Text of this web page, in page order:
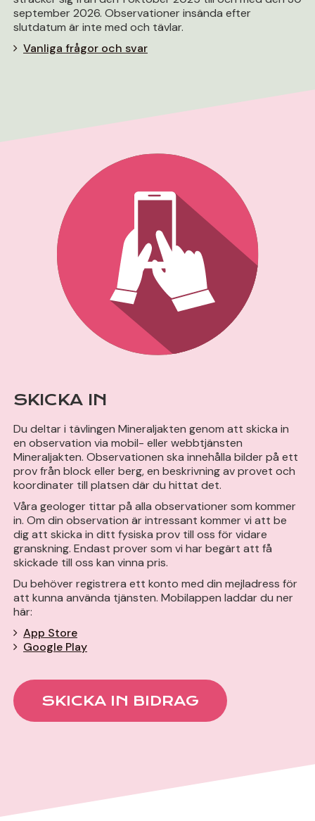
september 2026. Observationer insända efter
slutdatum är inte med och tävlar.
Vanliga frågor och svar
SKICKA IN
Du deltar i tävlingen Mineraljakten genom att skicka in
en observation via mobil- eller webbtjänsten
Mineraljakten. Observationen ska innehålla bilder på ett
prov från block eller berg, en beskrivning av provet och
koordinater till platsen där du hittat det.
Våra geologer tittar på alla observationer som kommer
in. Om din observation är intressant kommer vi att be
dig att skicka in ditt fysiska prov till oss för vidare
granskning. Endast prover som vi har begärt att få
skickade till oss kan vinna pris.
Du behöver registrera ett konto med din mejladress för
att kunna använda tjänsten. Mobilappen laddar du ner
här:
App Store
Google Play
SKICKA IN BIDRAG